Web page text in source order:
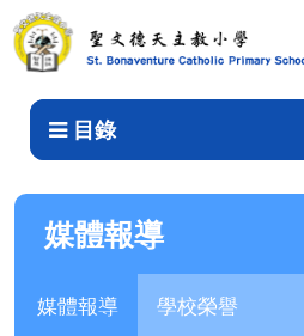
媒體報導
目錄
媒體報導
媒體報導 學校榮譽